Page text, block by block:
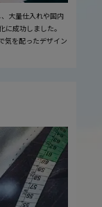
大量仕入れや国内
成功しました。
気を配ったデザイン